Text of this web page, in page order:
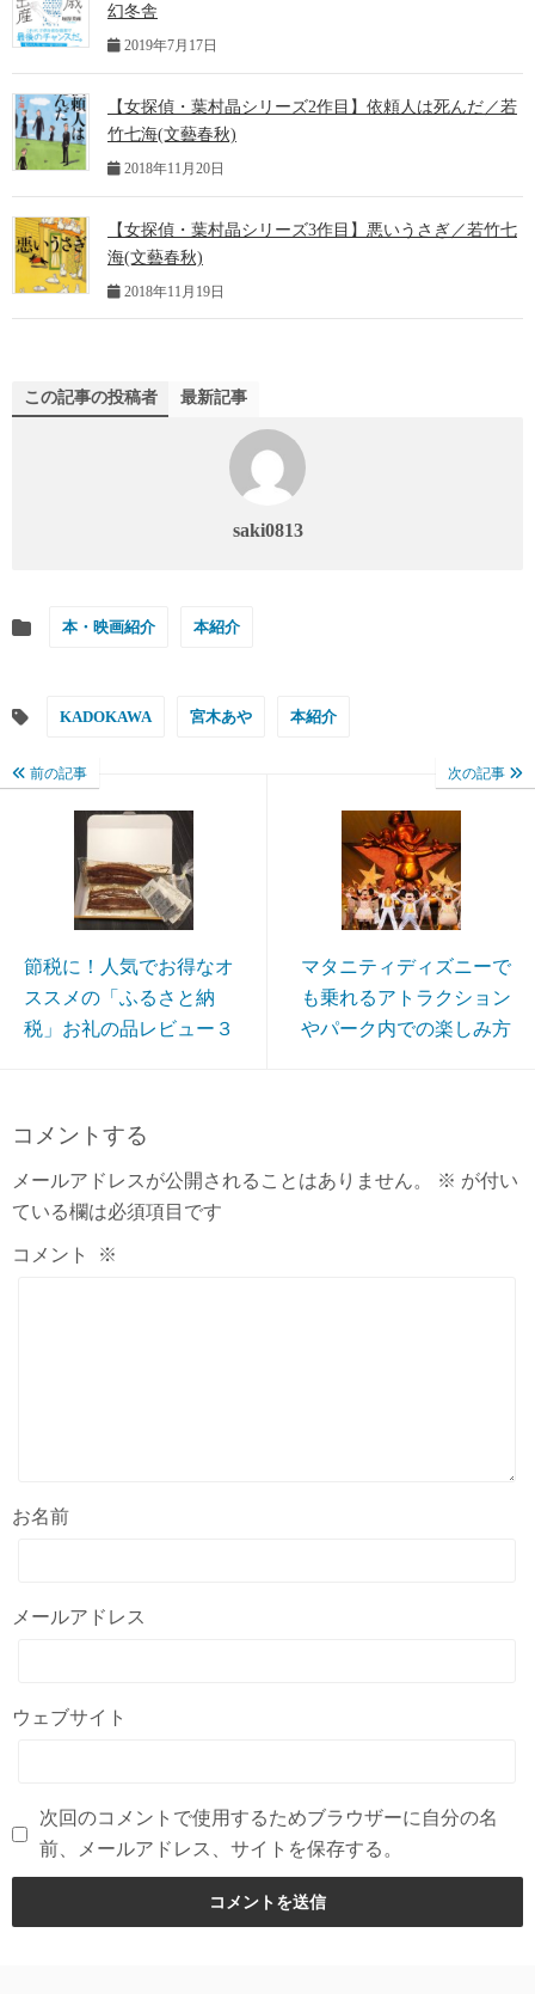
幻冬舎
2019年7月17日
【女探偵・葉村晶シリーズ2作目】依頼人は死んだ／若
竹七海(文藝春秋)
2018年11月20日
【女探偵・葉村晶シリーズ3作目】悪いうさぎ／若竹七
海(文藝春秋)
2018年11月19日
この記事の投稿者 最新記事
saki0813
本・映画紹介 本紹介
KADOKAWA 宮木あや 本紹介
前の記事
節税に！人気でお得なオ
ススメの「ふるさと納
税」お礼の品レビュー３
次の記事
マタニティディズニーで
も乗れるアトラクション
やパーク内での楽しみ方
コメントする
メールアドレスが公開されることはありません。 ※ が付い
ている欄は必須項目です
コメント ※
お名前
メールアドレス
ウェブサイト
次回のコメントで使用するためブラウザーに自分の名
前、メールアドレス、サイトを保存する。